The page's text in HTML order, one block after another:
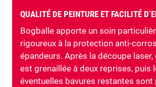
QUALITÉ DE PEINTURE ET FACILITÉ
Bogballe apporte un soin
rigoureux à la protection anti-
épandeurs. Après la découpe laser,
est grenaillée à deux reprises, puis
éventuelles bavures restantes sont